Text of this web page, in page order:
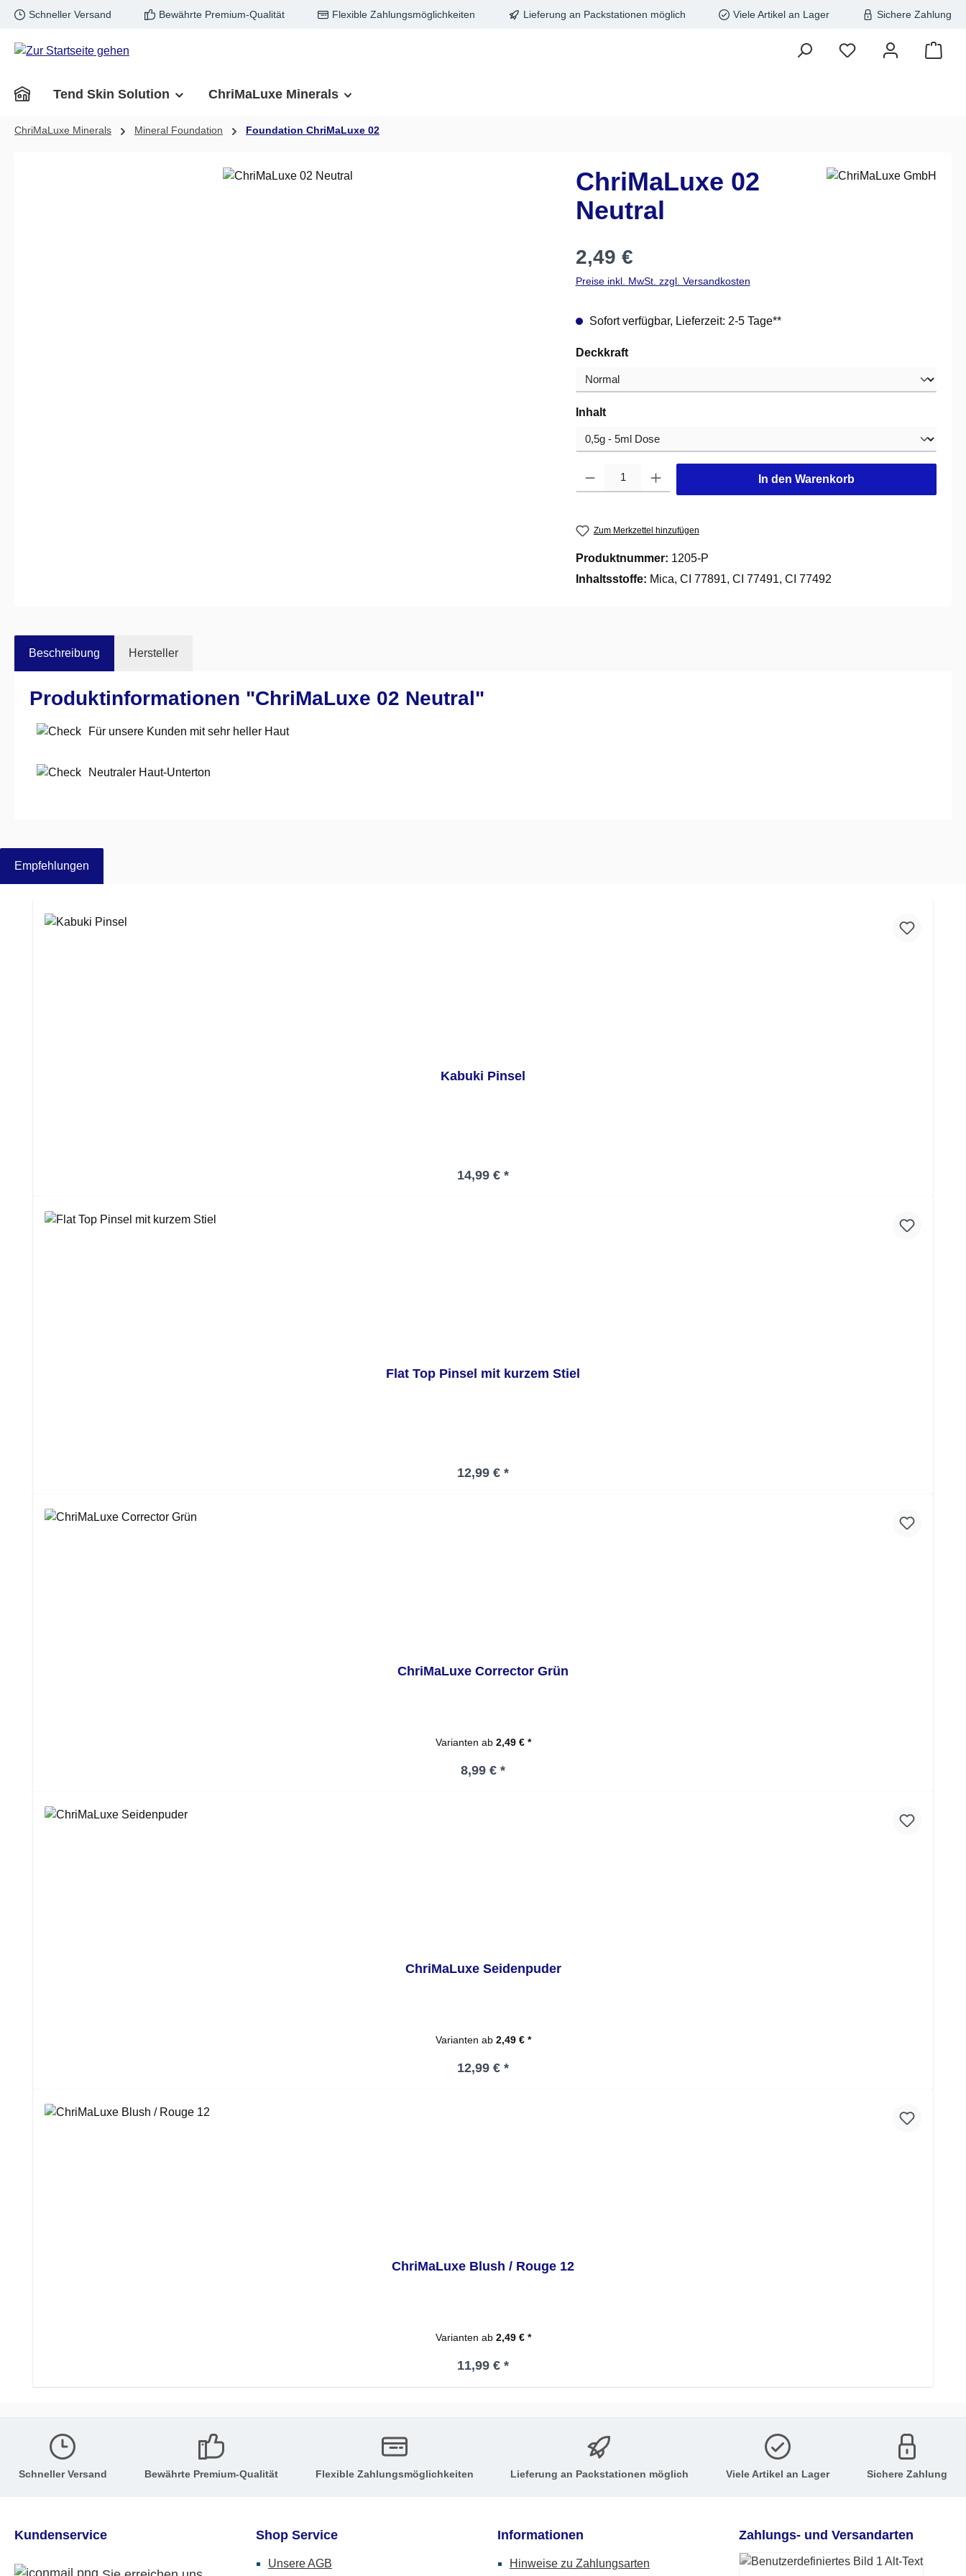
Hauptinhalt springen
Zur Suche springen
Zur Hauptnavigation springen
Schneller Versand Bewährte Premium-Qualität Flexible Zahlungsmöglichkeiten Lieferung an Packstationen möglich Viele Artikel an Lager Sichere Zahlung
Tend Skin Solution ChriMaLuxe Minerals
ChriMaLuxe Minerals Mineral Foundation Foundation ChriMaLuxe 02
ChriMaLuxe 02
Neutral
Regulärer Preis:
2,49 €
Preise inkl. MwSt. zzgl. Versandkosten
Sofort verfügbar, Lieferzeit: 2-5 Tage**
Deckkraftauswählen
Inhaltauswählen
In den Warenkorb
Zum Merkzettel hinzufügen
Produktnummer: 1205-P
Inhaltsstoffe: Mica, CI 77891, CI 77491, CI 77492
Beschreibung Hersteller
Produktinformationen "ChriMaLuxe 02 Neutral"
Für unsere Kunden mit sehr heller Haut
Neutraler Haut-Unterton
Empfehlungen
Kabuki Pinsel
Regulärer Preis:
14,99 € *
Flat Top Pinsel mit kurzem Stiel
Regulärer Preis:
12,99 € *
ChriMaLuxe Corrector Grün
Varianten ab2,49 € *
Regulärer Preis:
8,99 € *
ChriMaLuxe Seidenpuder
Varianten ab2,49 € *
Regulärer Preis:
12,99 € *
ChriMaLuxe Blush / Rouge 12
Varianten ab2,49 € *
Regulärer Preis:
11,99 € *
Schneller Versand Bewährte Premium-Qualität Flexible Zahlungsmöglichkeiten Lieferung an Packstationen möglich Viele Artikel an Lager Sichere Zahlung
Kundenservice Shop Service
Unsere AGB
Informationen
Hinweise zu Zahlungsarten
Zahlungs- und Versandarten